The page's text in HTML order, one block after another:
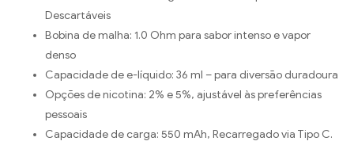
Descartáveis
Bobina de malha: 1.0 Ohm para sabor intenso e vapor
denso
Capacidade de e-líquido: 36 ml – para diversão duradoura
Opções de nicotina: 2% e 5%, ajustável às preferências
pessoais
Capacidade de carga: 550 mAh, Recarregado via Tipo C.